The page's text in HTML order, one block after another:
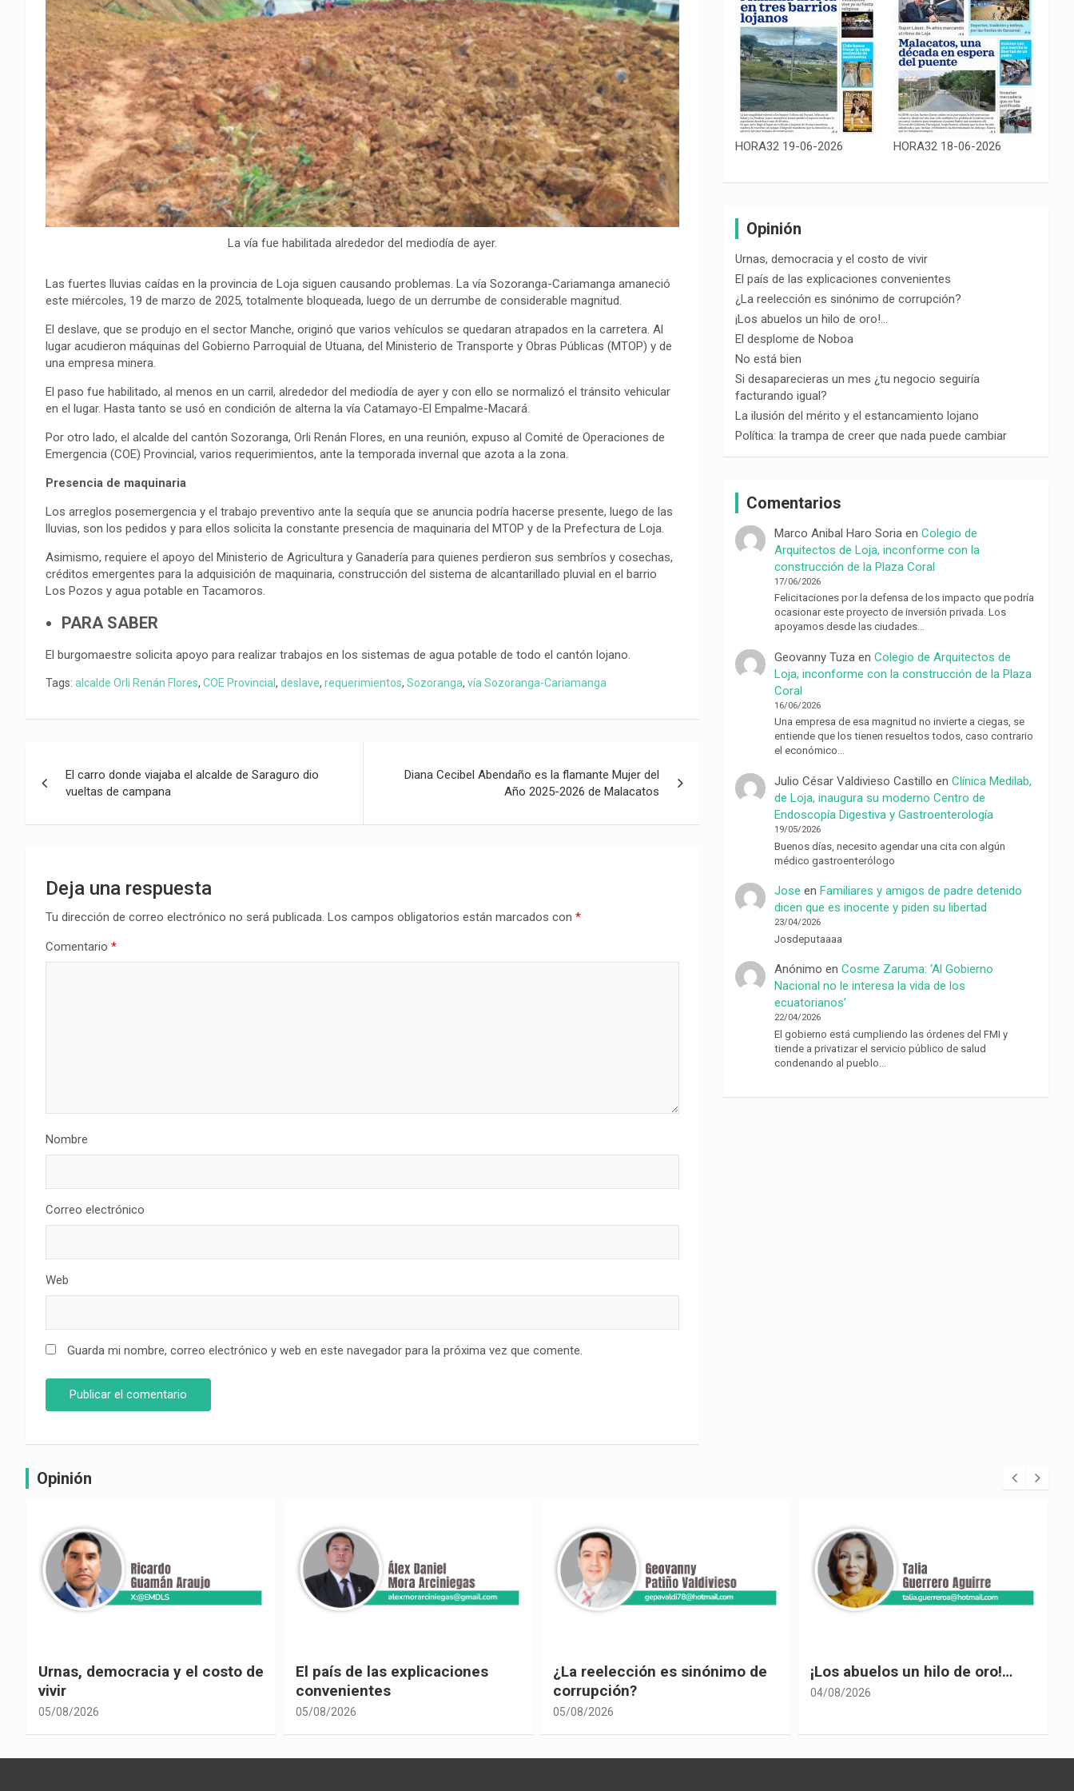
o
o
k
A
p
p
r
a
m
i
n
k
r
t
i
r
La vía fue habilitada alrededor del mediodía de ayer.
Las fuertes lluvias caídas en la provincia de Loja siguen causando problemas. La vía Sozoranga-Cariamanga amaneció
este miércoles, 19 de marzo de 2025, totalmente bloqueada, luego de un derrumbe de considerable magnitud.
El deslave, que se produjo en el sector Manche, originó que varios vehículos se quedaran atrapados en la carretera. Al
lugar acudieron máquinas del Gobierno Parroquial de Utuana, del Ministerio de Transporte y Obras Públicas (MTOP) y de
una empresa minera.
El paso fue habilitado, al menos en un carril, alrededor del mediodía de ayer y con ello se normalizó el tránsito vehicular
en el lugar. Hasta tanto se usó en condición de alterna la vía Catamayo-El Empalme-Macará.
Por otro lado, el alcalde del cantón Sozoranga, Orli Renán Flores, en una reunión, expuso al Comité de Operaciones de
Emergencia (COE) Provincial, varios requerimientos, ante la temporada invernal que azota a la zona.
Presencia de maquinaria
Los arreglos posemergencia y el trabajo preventivo ante la sequía que se anuncia podría hacerse presente, luego de las
lluvias, son los pedidos y para ellos solicita la constante presencia de maquinaria del MTOP y de la Prefectura de Loja.
Asimismo, requiere el apoyo del Ministerio de Agricultura y Ganadería para quienes perdieron sus sembríos y cosechas,
créditos emergentes para la adquisición de maquinaria, construcción del sistema de alcantarillado pluvial en el barrio
Los Pozos y agua potable en Tacamoros.
PARA SABER
El burgomaestre solicita apoyo para realizar trabajos en los sistemas de agua potable de todo el cantón lojano.
Tags: alcalde Orli Renán Flores, COE Provincial, deslave, requerimientos, Sozoranga, vía Sozoranga-Cariamanga
de
entradas
El carro donde viajaba el alcalde de Saraguro dio
vueltas de campana
Diana Cecibel Abendaño es la flamante Mujer del
Año 2025-2026 de Malacatos
Deja una respuesta
Tu dirección de correo electrónico no será publicada. Los campos obligatorios están marcados con *
Comentario *
Nombre
Correo electrónico
Web
Guarda mi nombre, correo electrónico y web en este navegador para la próxima vez que comente.
HORA32 19-06-2026 HORA32 18-06-2026
Opinión
Urnas, democracia y el costo de vivir
El país de las explicaciones convenientes
¿La reelección es sinónimo de corrupción?
¡Los abuelos un hilo de oro!…
El desplome de Noboa
No está bien
Si desaparecieras un mes ¿tu negocio seguiría
facturando igual?
La ilusión del mérito y el estancamiento lojano
Política: la trampa de creer que nada puede cambiar
Comentarios
Marco Anibal Haro Soria enColegio de
Arquitectos de Loja, inconforme con la
construcción de la Plaza Coral
17/06/2026
Felicitaciones por la defensa de los impacto que podría
ocasionar este proyecto de inversión privada. Los
apoyamos desde las ciudades…
Geovanny Tuza enColegio de Arquitectos de
Loja, inconforme con la construcción de la Plaza
Coral
16/06/2026
Una empresa de esa magnitud no invierte a ciegas, se
entiende que los tienen resueltos todos, caso contrario
el económico…
Julio César Valdivieso Castillo enClínica Medilab,
de Loja, inaugura su moderno Centro de
Endoscopía Digestiva y Gastroenterología
19/05/2026
Buenos días, necesito agendar una cita con algún
médico gastroenterólogo
Jose enFamiliares y amigos de padre detenido
dicen que es inocente y piden su libertad
23/04/2026
Josdeputaaaa
Anónimo enCosme Zaruma: ‘Al Gobierno
Nacional no le interesa la vida de los
ecuatorianos’
22/04/2026
El gobierno está cumpliendo las órdenes del FMI y
tiende a privatizar el servicio público de salud
condenando al pueblo…
Opinión
El país de las explicaciones
convenientes
05/08/2026
¿La reelección es sinónimo de
corrupción?
05/08/2026
¡Los abuelos un hilo de oro!…
04/08/2026
El desplome de Noboa
04/08/2026